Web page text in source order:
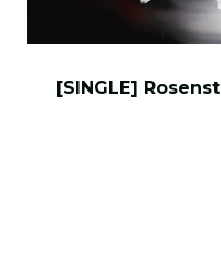
[SINGLE]